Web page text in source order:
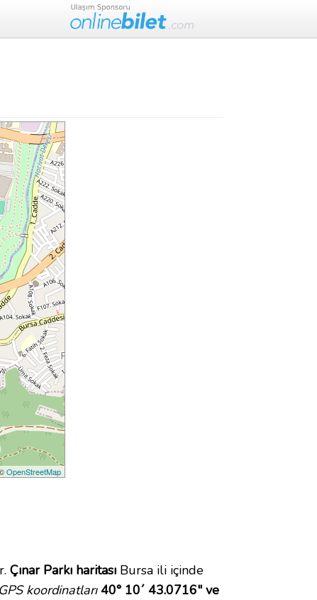
OpenStreetMap
Çınar Parkı haritası Bursa ili içinde
koordinatları 40° 10´ 43.0716" ve